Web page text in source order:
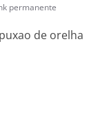
permanente
de orelha